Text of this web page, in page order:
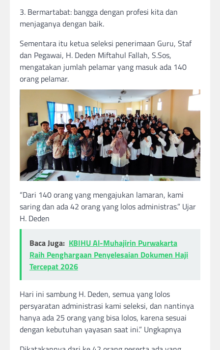
3. Bermartabat: bangga dengan profesi kita dan
menjaganya dengan baik.
Sementara itu ketua seleksi penerimaan Guru, Staf
dan Pegawai, H. Deden Miftahul Fallah, S.Sos,
mengatakan jumlah pelamar yang masuk ada 140
orang pelamar.
“Dari 140 orang yang mengajukan lamaran, kami
saring dan ada 42 orang yang lolos administras.” Ujar
H. Deden
Baca Juga: KBIHU Al-Muhajirin Purwakarta
Raih Penghargaan Penyelesaian Dokumen Haji
Tercepat 2026
Hari ini sambung H. Deden, semua yang lolos
persyaratan administrasi kami seleksi, dan nantinya
hanya ada 25 orang yang bisa lolos, karena sesuai
dengan kebutuhan yayasan saat ini.” Ungkapnya